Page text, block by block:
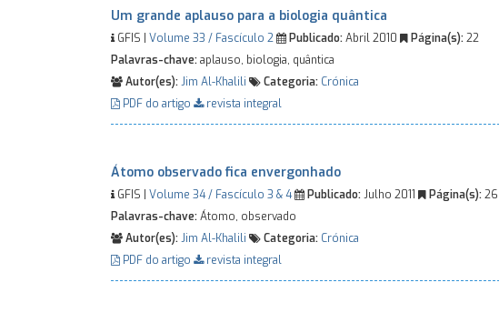
Um grande aplauso para a biologia quântica
GFIS | Volume 33 / Fascículo 2 Publicado:Abril 2010 Página(s):22
Palavras-chave:aplauso, biologia, quântica
Autor(es):Jim Al-Khalili Categoria: Crónica
PDF do artigo
revista integral
Átomo observado fica envergonhado
GFIS | Volume 34 / Fascículo 3 & 4 Publicado:Julho 2011 Página(s):26
Palavras-chave:Átomo, observado
Autor(es):Jim Al-Khalili Categoria: Crónica
PDF do artigo
revista integral